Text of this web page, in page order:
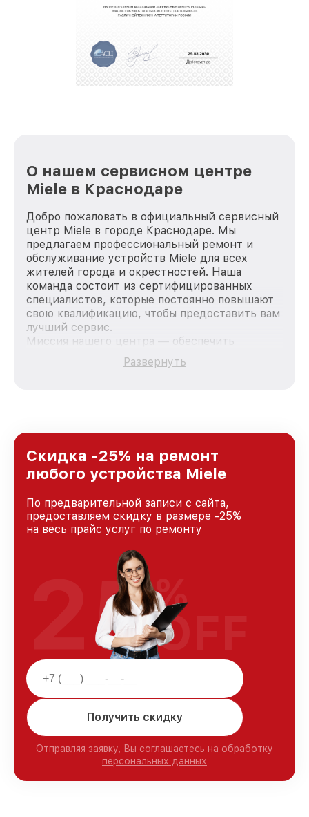
О нашем сервисном центре
Miele в Краснодаре
Добро пожаловать в официальный сервисный
центр Miele в городе Краснодаре. Мы
предлагаем профессиональный ремонт и
обслуживание устройств Miele для всех
жителей города и окрестностей. Наша
команда состоит из сертифицированных
специалистов, которые постоянно повышают
свою квалификацию, чтобы предоставить вам
лучший сервис.
Миссия нашего центра — обеспечить
качественный и доступный ремонт для
каждого пользователя продукции Miele, вне
Краснодаре, постоянно повышая уровень
доверия и лояльности наших клиентов.
Развернуть
Скидка -25% на ремонт
любого устройства Miele
По предварительной записи с сайта,
предоставляем скидку в размере -25%
на весь прайс услуг по ремонту
Получить скидку
Отправляя заявку, Вы соглашаетесь на обработку
персональных данных
25%
OFF